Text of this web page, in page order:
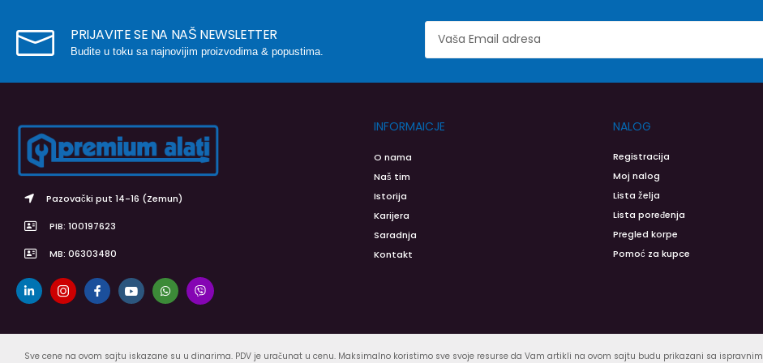
PRIJAVITE SE NA NAŠ NEWSLETTER
Budite u toku sa najnovijim proizvodima & popustima.
Pazovački put 14-16 (Zemun)
PIB: 100197623
MB: 06303480
INFORMAICJE
O nama
Naš tim
Istorija
Karijera
Saradnja
Kontakt
NALOG
Registracija
Moj nalog
Lista želja
Lista poređenja
Pregled korpe
Pomoć za kupce
Sve cene na ovom sajtu iskazane su u dinarima. PDV je uračunat u cenu. Maksimalno koristimo sve svoje resurse da Vam artikli na ovom sajtu budu prikazani sa ispravnim